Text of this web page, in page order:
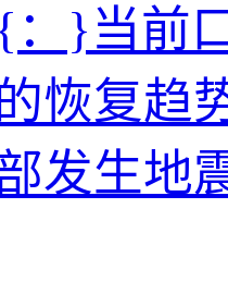
}当前
恢复趋
发生地